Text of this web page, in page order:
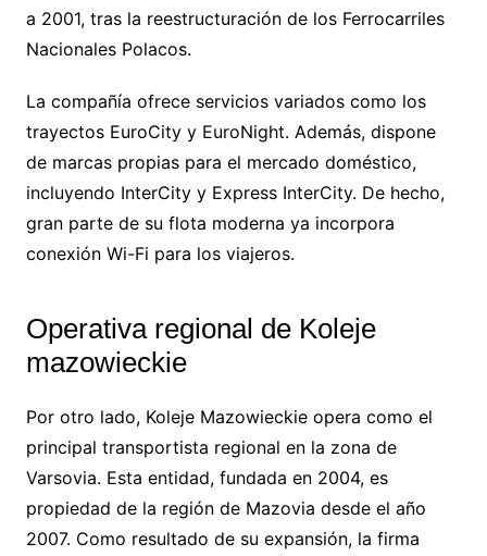
a 2001, tras la reestructuración de los Ferrocarriles
Nacionales Polacos.
La compañía ofrece servicios variados como los
trayectos EuroCity y EuroNight. Además, dispone
de marcas propias para el mercado doméstico,
incluyendo InterCity y Express InterCity. De hecho,
gran parte de su flota moderna ya incorpora
conexión Wi-Fi para los viajeros.
Operativa regional de Koleje
mazowieckie
Por otro lado, Koleje Mazowieckie opera como el
principal transportista regional en la zona de
Varsovia. Esta entidad, fundada en 2004, es
propiedad de la región de Mazovia desde el año
2007. Como resultado de su expansión, la firma